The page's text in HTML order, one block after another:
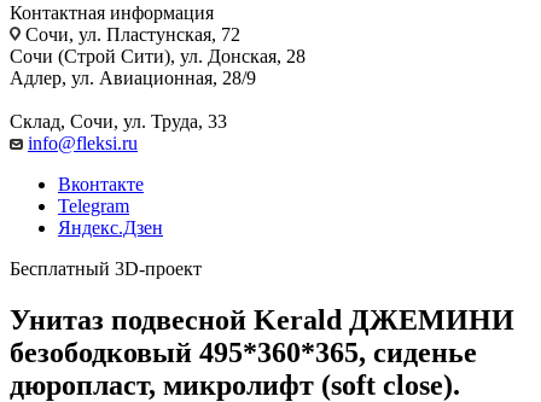
Контактная информация
Сочи, ул. Пластунская, 72
Сочи (Строй Сити), ул. Донская, 28
Адлер, ул. Авиационная, 28/9
Склад, Сочи, ул. Труда, 33
info@fleksi.ru
Вконтакте
Telegram
Яндекс.Дзен
Бесплатный 3D-проект
Унитаз подвесной Kerald ДЖЕМИНИ
безободковый 495*360*365, сиденье
дюропласт, микролифт (soft close).